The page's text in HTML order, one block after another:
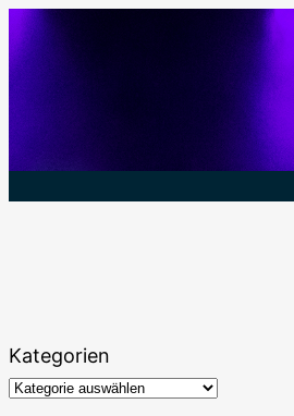
Zum
Inhalt
springen
Kategorien